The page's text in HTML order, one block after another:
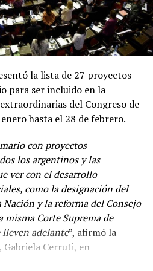
circulación de las variantes ha
el principio la vacuna en el
la lista de 27 proyectos
para ser incluido en la
del Congreso de
hasta el 28 de febrero.
con proyectos
los argentinos y las
ver con el desarrollo
como la designación del
y la reforma del Consejo
misma Corte Suprema de
lleven adelante”, afirmó la
Gabriela Cerruti, en